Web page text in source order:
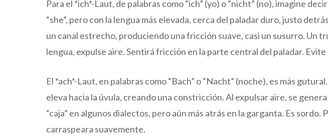
Para el *ich*-Laut, de palabras como “ich” (yo) o “nicht” (no), imagine
“she”, pero con la lengua más elevada, cerca del paladar duro, justo
un canal estrecho, produciendo una fricción suave, casi un susurro. Un
lengua, expulse aire. Sentirá fricción en la parte central del paladar.
El *ach*-Laut, en palabras como “Bach” o “Nacht” (noche), es más
eleva hacia la úvula, creando una constricción. Al expulsar aire, se
“caja” en algunos dialectos, pero aún más atrás en la garganta. Es
carraspeara suavemente.